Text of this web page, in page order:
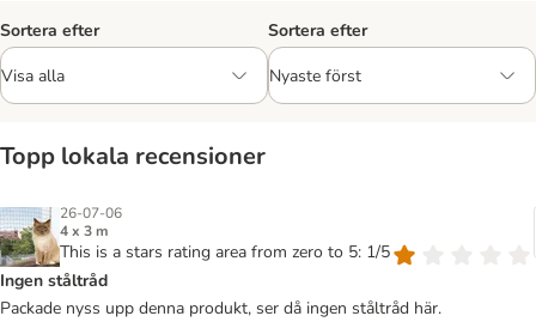
Sortera efter Sortera efter
Topp lokala recensioner
26-07-06
4 x 3 m
This is a stars rating area from zero to 5: 1/5
Ingen ståltråd
Packade nyss upp denna produkt, ser då ingen ståltråd här.